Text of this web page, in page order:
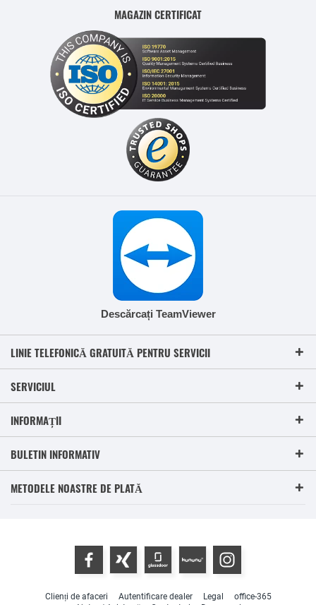
MAGAZIN CERTIFICAT
Descărcați TeamViewer
LINIE TELEFONICĂ GRATUITĂ PENTRU SERVICII
SERVICIUL
INFORMAȚII
BULETIN INFORMATIV
METODELE NOASTRE DE PLATĂ
Clienți de afaceri Autentificare dealer Legal
office-365